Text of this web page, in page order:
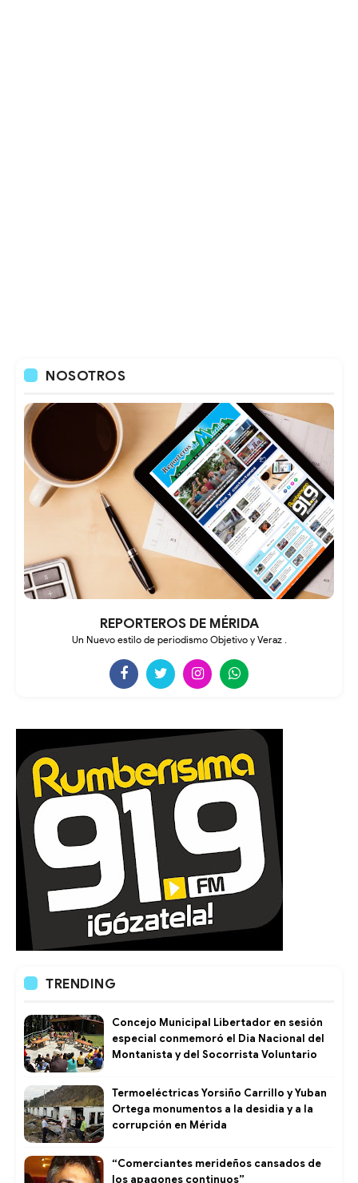
NOSOTROS
REPORTEROS DE MÉRIDA
Un Nuevo estilo de periodismo Objetivo y Veraz .
TRENDING
Concejo Municipal Libertador en sesión
especial conmemoró el Dia Nacional del
Montanista y del Socorrista Voluntario
Termoeléctricas Yorsiño Carrillo y Yuban
Ortega monumentos a la desidia y a la
corrupción en Mérida
“Comerciantes merideños cansados de
los apagones continuos”